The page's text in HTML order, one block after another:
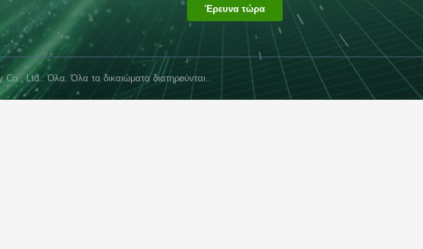
Έρευνα τώρα
Ltd.. Όλα. Όλα τα δικαιώματα διατηρούνται..